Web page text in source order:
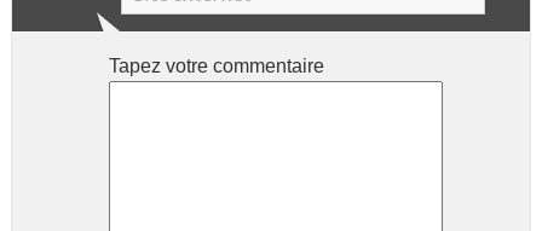
Tapez votre commentaire